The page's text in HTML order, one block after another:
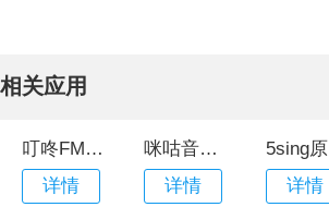
相关应用
叮咚FM电台
详情
咪咕音乐官网手机版
详情
详情